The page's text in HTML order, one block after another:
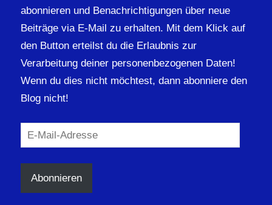
abonnieren und Benachrichtigungen über neue
Beiträge via E-Mail zu erhalten. Mit dem Klick auf
den Button erteilst du die Erlaubnis zur
Verarbeitung deiner personenbezogenen Daten!
Wenn du dies nicht möchtest, dann abonniere den
Blog nicht!
E-
Mail-
Adresse
Abonnieren